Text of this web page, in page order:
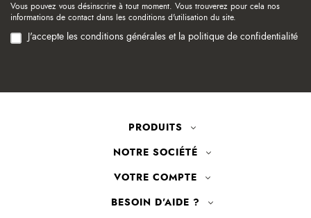
Vous pouvez vous désinscrire à tout moment. Vous trouverez pour cela nos
informations de contact dans les conditions d'utilisation du site.
J'accepte les conditions générales et la politique de confidentialité
PRODUITS
NOTRE SOCIÉTÉ
VOTRE COMPTE
BESOIN D'AIDE ?